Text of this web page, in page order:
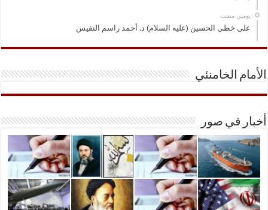
‏يومين مضت
على خطى الحسين (عليه السلام) د. أحمد راسم النفيس
الأمام الخامنئي
أخبار في صور